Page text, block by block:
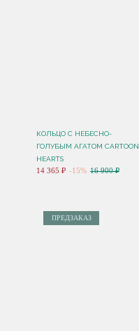
КОЛЬЦО C НЕБЕСНО-
ГОЛУБЫМ АГАТОМ CARTOON
HEARTS
14 365 ₽ -15% 16 900 ₽
ПРЕДЗАКАЗ